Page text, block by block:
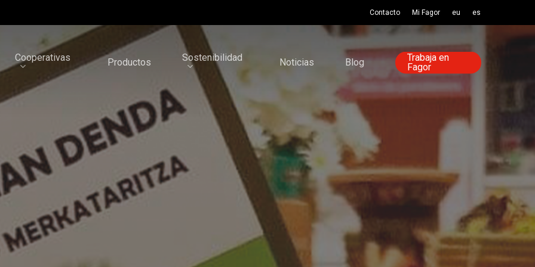
Contacto Mi Fagor eu es
Cooperativas Productos Sostenibilidad Noticias Blog
Trabaja en
Fagor